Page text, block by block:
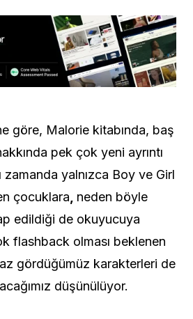
göre, Malorie kitabında, baş
pek çok yeni ayrıntı
zamanda yalnızca Boy ve Girl
çocuklara, neden böyle
edildiği de okuyucuya
flashback olması beklenen
gördüğümüz karakterleri de
düşünülüyor.